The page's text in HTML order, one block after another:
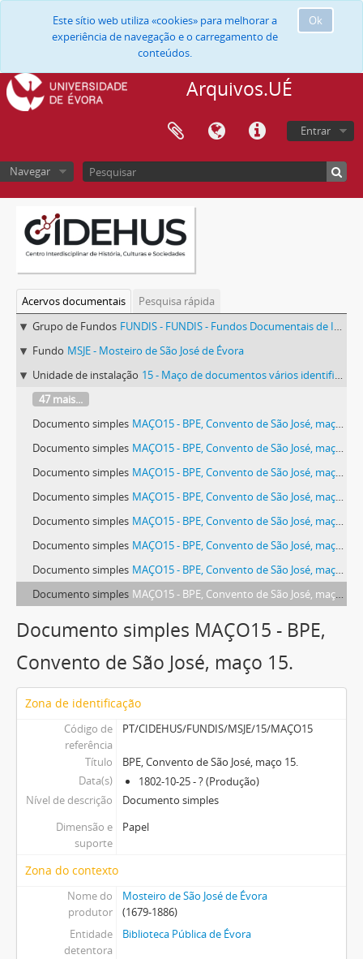
Ok
Este sítio web utiliza «cookies» para melhorar a
experiência de navegação e o carregamento de
conteúdos.
Arquivos.UÉ
Entrar
Navegar
Acervos documentais
Pesquisa rápida
Grupo de Fundos FUNDIS - FUNDIS - Fundos Documentais de Instituições do Sul
Fundo MSJE - Mosteiro de São José de Évora
Unidade de instalação 15 - Maço de documentos vários identificado com o número 15.
47 mais...
Documento simples MAÇO15 - BPE, Convento de São José, maço 15.
Documento simples MAÇO15 - BPE, Convento de São José, maço 15.
Documento simples MAÇO15 - BPE, Convento de São José, maço 15.
Documento simples MAÇO15 - BPE, Convento de São José, maço 15.
Documento simples MAÇO15 - BPE, Convento de São José, maço 15.
Documento simples MAÇO15 - BPE, Convento de São José, maço 15.
Documento simples MAÇO15 - BPE, Convento de São José, maço 15.
Documento simples MAÇO15 - BPE, Convento de São José, maço 15.
Documento simples MAÇO15 - BPE,
Convento de São José, maço 15.
Zona de identificação
Código de
referência
PT/CIDEHUS/FUNDIS/MSJE/15/MAÇO15
Título
BPE, Convento de São José, maço 15.
Data(s)
1802-10-25 - ? (Produção)
Nível de descrição
Documento simples
Dimensão e
suporte
Papel
Zona do contexto
Nome do
produtor
Mosteiro de São José de Évora
(1679-1886)
Entidade
detentora
Biblioteca Pública de Évora